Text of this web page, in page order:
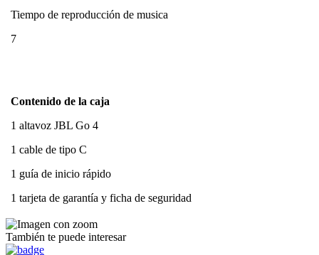
Tiempo de reproducción de musica
7
Contenido de la caja
1 altavoz JBL Go 4
1 cable de tipo C
1 guía de inicio rápido
1 tarjeta de garantía y ficha de seguridad
También te puede interesar